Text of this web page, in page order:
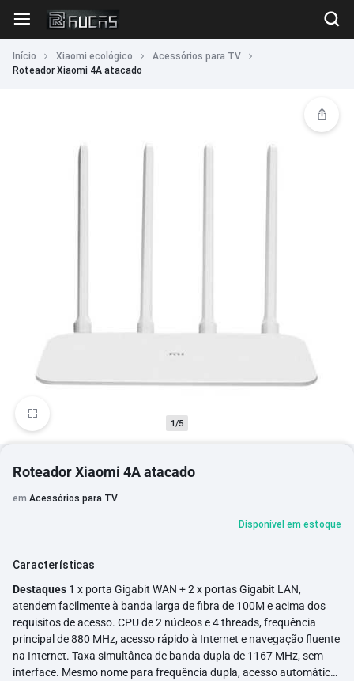
Início Xiaomi ecológico
Acessórios para TV
Roteador Xiaomi 4A atacado
1/5
Roteador Xiaomi 4A atacado
em Acessórios para TV
Disponível em estoque
Características
Destaques 1 x porta Gigabit WAN + 2 x portas Gigabit LAN,
atendem facilmente à banda larga de fibra de 100M e acima dos
requisitos de acesso. CPU de 2 núcleos e 4 threads, frequência
principal de 880 MHz, acesso rápido à Internet e navegação fluente
na Internet. Taxa simultânea de banda dupla de 1167 MHz, sem
interface. Mesmo nome para frequência dupla, acesso automático